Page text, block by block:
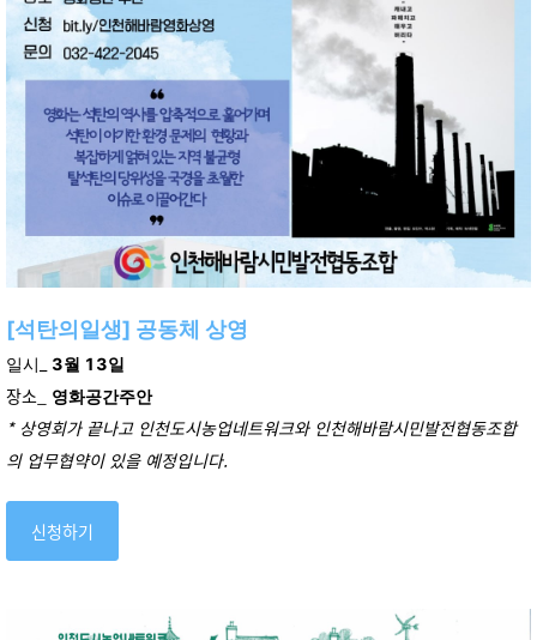
[석탄의일생] 공동체 상영
일시_ 3월 13일
장소_ 영화공간주안
* 상영회가 끝나고 인천도시농업네트워크와 인천해바람시민발전협동조합
의 업무협약이 있을 예정입니다.
신청하기